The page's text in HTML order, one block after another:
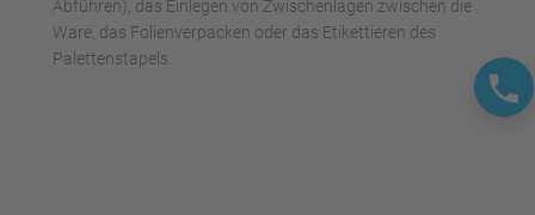
Abführen), das Einlegen von Zwischenlagen zwischen die
Ware, das Folienverpacken oder das Etikettieren des
Palettenstapels.